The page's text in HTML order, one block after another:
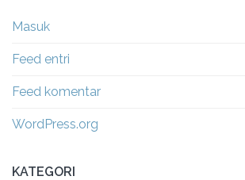
Masuk
Feed entri
Feed komentar
WordPress.org
KATEGORI